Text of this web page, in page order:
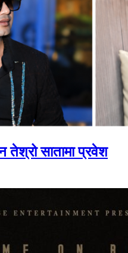
तेश्रो सातामा प्रवेश